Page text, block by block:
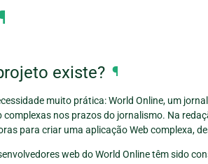
existe? ¶
muito prática: World Online, um
nos prazos do jornalismo. Na
para criar uma aplicação Web complexa,
web do World Online têm sido